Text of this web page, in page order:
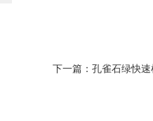
下一篇： 孔雀石绿快速